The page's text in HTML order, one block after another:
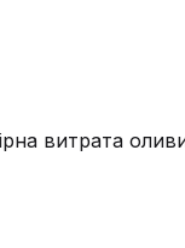
витрата